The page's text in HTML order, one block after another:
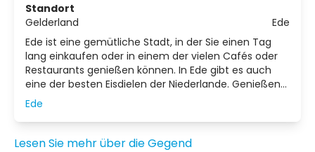
Standort
Gelderland
Ede
Ede ist eine gemütliche Stadt, in der Sie einen Tag
lang einkaufen oder in einem der vielen Cafés oder
Restaurants genießen können. In Ede gibt es auch
eine der besten Eisdielen der Niederlande. Genießen
Sie während Ihres Urlaubs in Ede ein Eis mit
italienischer Kugel - ein echter Genuss! In der Nähe
von Ede, an der Autobahn A12, finden Sie auch das
Pathé Ede: das Kino mit dem größten Kinosaal der
Ede
Lesen Sie mehr über die Gegend